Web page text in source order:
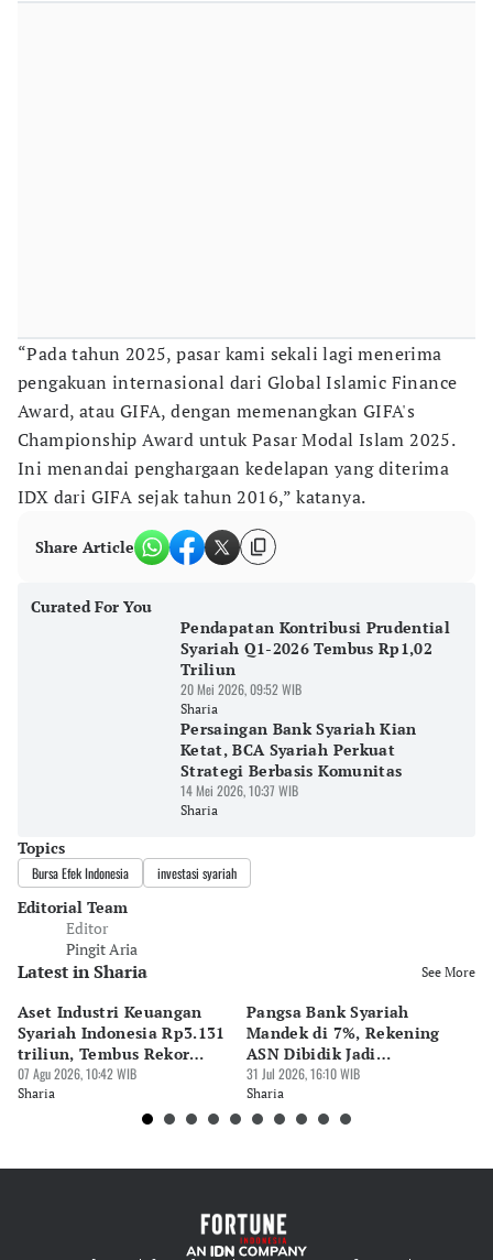
“Pada tahun 2025, pasar kami sekali lagi menerima
pengakuan internasional dari Global Islamic Finance
Award, atau GIFA, dengan memenangkan GIFA's
Championship Award untuk Pasar Modal Islam 2025.
Ini menandai penghargaan kedelapan yang diterima
IDX dari GIFA sejak tahun 2016,” katanya.
Share Article
Curated For You
Pendapatan Kontribusi Prudential
Syariah Q1-2026 Tembus Rp1,02
Triliun
20 Mei 2026, 09:52 WIB
Sharia
Persaingan Bank Syariah Kian
Ketat, BCA Syariah Perkuat
Strategi Berbasis Komunitas
14 Mei 2026, 10:37 WIB
Sharia
Topics
Bursa Efek Indonesia investasi syariah
Editorial Team
Editor
Pingit Aria
Latest in Sharia See More
Aset Industri Keuangan
Syariah Indonesia Rp3.131
triliun, Tembus Rekor
Sejarah
07 Agu 2026, 10:42 WIB
Sharia
Pangsa Bank Syariah
Mandek di 7%, Rekening
ASN Dibidik Jadi
Pendorong
31 Jul 2026, 16:10 WIB
Sharia